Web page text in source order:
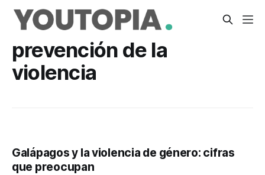
prevención de la
violencia
Galápagos y la violencia de género: cifras
que preocupan